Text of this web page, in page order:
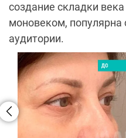
создание складки
моновеком, популярна
аудитории.